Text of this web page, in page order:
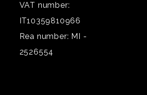
VAT number:
IT10359810966
Rea number: MI -
2526554